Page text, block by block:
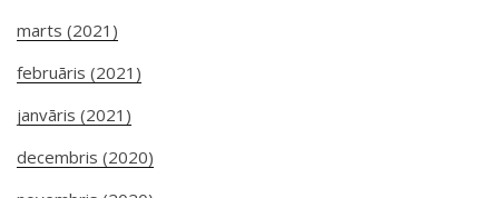
marts (2021)
februāris (2021)
janvāris (2021)
decembris (2020)